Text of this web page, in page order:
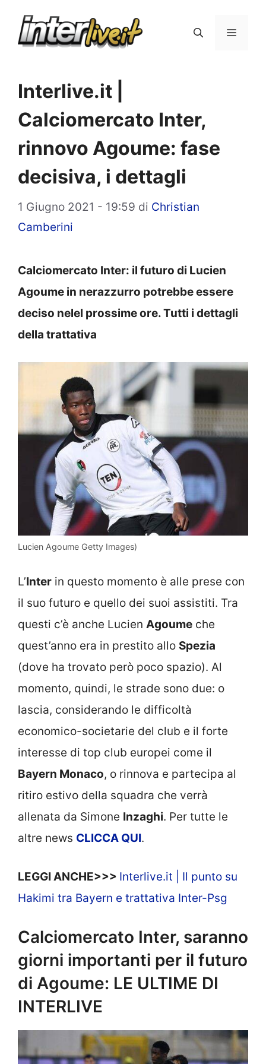
Menu
Interlive.it |
Calciomercato Inter,
rinnovo Agoume: fase
decisiva, i dettagli
1 Giugno 2021 - 19:59 di Christian
Camberini
Calciomercato Inter: il futuro di Lucien
Agoume in nerazzurro potrebbe essere
deciso nelel prossime ore. Tutti i dettagli
della trattativa
Lucien Agoume Getty Images)
L’Inter in questo momento è alle prese con
il suo futuro e quello dei suoi assistiti. Tra
questi c’è anche Lucien Agoume che
quest’anno era in prestito allo Spezia
(dove ha trovato però poco spazio). Al
momento, quindi, le strade sono due: o
lascia, considerando le difficoltà
economico-societarie del club e il forte
interesse di top club europei come il
Bayern Monaco, o rinnova e partecipa al
ritiro estivo della squadra che verrà
allenata da Simone Inzaghi. Per tutte le
altre news CLICCA QUI.
LEGGI ANCHE>>> Interlive.it | Il punto su
Hakimi tra Bayern e trattativa Inter-Psg
Calciomercato Inter, saranno
giorni importanti per il futuro
di Agoume: LE ULTIME DI
INTERLIVE